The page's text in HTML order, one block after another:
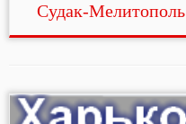
Судак-Мелитополь